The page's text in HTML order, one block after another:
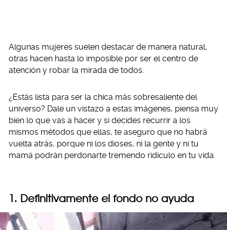
Algunas mujeres suelen destacar de manera natural,
otras hacen hasta lo imposible por ser el centro de
atención y robar la mirada de todos.
¿Estás lista para ser la chica más sobresaliente del
universo? Dale un vistazo a estas imágenes, piensa muy
bien lo que vas a hacer y si decides recurrir a los
mismos métodos que ellas, te aseguro que no habrá
vuelta atrás, porque ni los dioses, ni la gente y ni tu
mamá podrán perdonarte tremendo ridículo en tu vida.
1. Definitivamente el fondo no ayuda